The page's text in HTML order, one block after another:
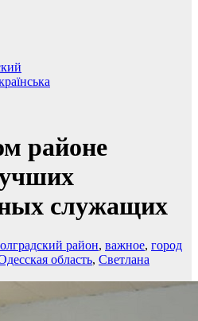
районе
служащих
район, важное, город
область, Светлана